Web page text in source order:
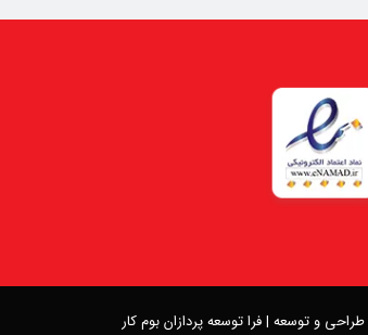
طراحی و توسعه |فرا توسعه پردازان بوم کار